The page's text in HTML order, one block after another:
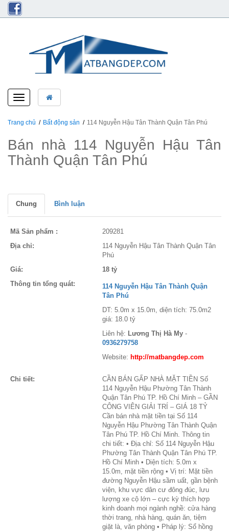
Toggle
navigation
Trang chủ Bất động sản 114 Nguyễn Hậu Tân Thành Quận Tân Phú
Bán nhà 114 Nguyễn Hậu Tân
Thành Quận Tân Phú
Chung Bình luận
Mã Sản phẩm :
209281
Địa chỉ:
114 Nguyễn Hậu Tân Thành Quận Tân
Phú
Giá:
18 tỷ
Thông tin tổng quát:
114 Nguyễn Hậu Tân Thành Quận
Tân Phú
DT: 5.0m x 15.0m, diện tích: 75.0m2
giá: 18.0 tỷ
Liên hệ: Lương Thị Hà My -
0936279758
Website: http://matbangdep.com
Chi tiết:
CẦN BÁN GẤP NHÀ MẶT TIỀN Số
114 Nguyễn Hậu Phường Tân Thành
Quận Tân Phú TP. Hồ Chí Minh – GẦN
CÔNG VIÊN GIẢI TRÍ – GIÁ 18 TỶ
Cần bán nhà mặt tiền tại Số 114
Nguyễn Hậu Phường Tân Thành Quận
Tân Phú TP. Hồ Chí Minh. Thông tin
chi tiết: • Địa chỉ: Số 114 Nguyễn Hậu
Phường Tân Thành Quận Tân Phú TP.
Hồ Chí Minh • Diện tích: 5.0m x
15.0m, mặt tiền rộng • Vị trí: Mặt tiền
đường Nguyễn Hậu sầm uất, gần bệnh
viện, khu vực dân cư đông đúc, lưu
lượng xe cộ lớn – cực kỳ thích hợp
kinh doanh mọi ngành nghề: cửa hàng
thời trang, nhà hàng, quán ăn, tiệm
giặt là, văn phòng • Pháp lý: Sổ hồng